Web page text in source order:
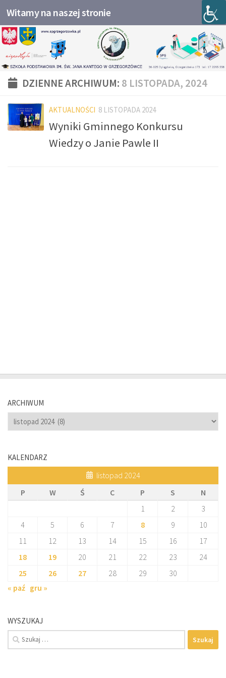
Przejdź do treści
Witamy na naszej stronie
DZIENNE ARCHIWUM: 8 LISTOPADA, 2024
AKTUALNOŚCI 8 LISTOPADA 2024
Wyniki Gminnego Konkursu
Wiedzy o Janie Pawle II
ARCHIWUM
Archiwum
KALENDARZ
listopad 2024
P
W Ś C P S
N
1
2
3
4
5 6 7 8 9
10
11
12 13 14 15 16
17
18
19 20 21 22 23
24
25
26 27 28 29
30
« paź gru »
WYSZUKAJ
Szukaj: